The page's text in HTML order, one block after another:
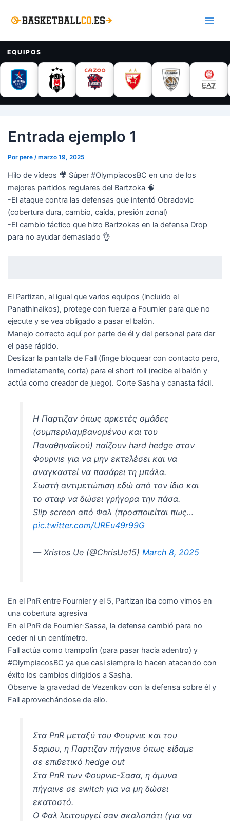
EQUIPOS
Entrada ejemplo 1
Por pere /marzo 19, 2025
Hilo de vídeos 🎥 Súper #OlympiacosBC en uno de los
mejores partidos regulares del Bartzoka 🧠
-El ataque contra las defensas que intentó Obradovic
(cobertura dura, cambio, caída, presión zonal)
-El cambio táctico que hizo Bartzokas en la defensa Drop
para no ayudar demasiado 👌
El Partizan, al igual que varios equipos (incluido el
Panathinaikos), protege con fuerza a Fournier para que no
ejecute y se vea obligado a pasar el balón.
Manejo correcto aquí por parte de él y del personal para dar
el pase rápido.
Deslizar la pantalla de Fall (finge bloquear con contacto pero,
inmediatamente, corta) para el short roll (recibe el balón y
actúa como creador de juego). Corte Sasha y canasta fácil.
Η Παρτιζαν όπως αρκετές ομάδες
(συμπεριλαμβανομένου και του
Παναθηναϊκού) παίζουν hard hedge στον
Φουρνιε για να μην εκτελέσει και να
αναγκαστεί να πασάρει τη μπάλα.
Σωστή αντιμετώπιση εδώ από τον ίδιο και
το σταφ να δώσει γρήγορα την πάσα.
Slip screen από Φαλ (προσποιείται πως…
pic.twitter.com/UREu49r99G
— Xristos Ue (@ChrisUe15) March 8, 2025
En el PnR entre Fournier y el 5, Partizan iba como vimos en
una cobertura agresiva
En el PnR de Fournier-Sassa, la defensa cambió para no
ceder ni un centímetro.
Fall actúa como trampolín (para pasar hacia adentro) y
#OlympiacosBC ya que casi siempre lo hacen atacando con
éxito los cambios dirigidos a Sasha.
Observe la gravedad de Vezenkov con la defensa sobre él y
Fall aprovechándose de ello.
Στα PnR μεταξύ του Φουρνιε και του
5αριου, η Παρτιζαν πήγαινε όπως είδαμε
σε επιθετικό hedge out
Στα PnR των Φουρνιε-Σασα, η άμυνα
πήγαινε σε switch για να μη δώσει
εκατοστό.
Ο Φαλ λειτουργεί σαν σκαλοπάτι (για να